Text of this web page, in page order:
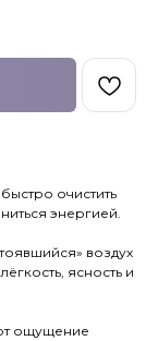
очистить
энергией.
воздух
ясность и
ощущение